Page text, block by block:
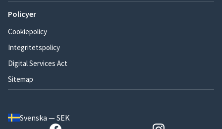
Policyer
Cookiepolicy
Integritetspolicy
Digital Services Act
Sitemap
Svenska — SEK